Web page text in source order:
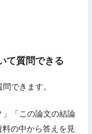
て質問できる
できます。
」「この論文の結論
の中から答えを見